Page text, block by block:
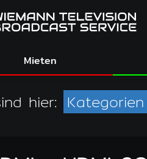
Mieten
hier: Kategorien